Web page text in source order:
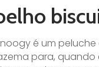
é um
para,